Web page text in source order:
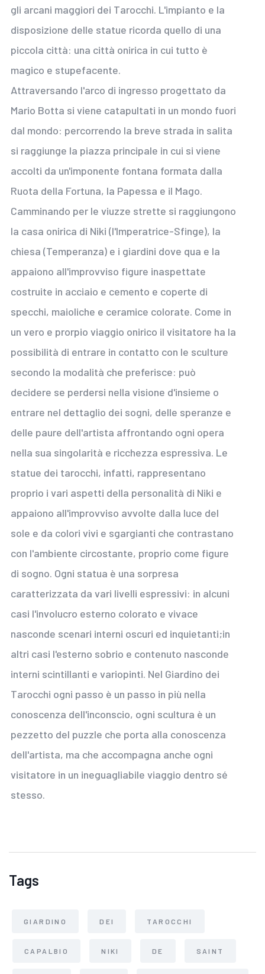
gli arcani maggiori dei Tarocchi. L'impianto e la
disposizione delle statue ricorda quello di una
piccola città: una città onirica in cui tutto è
magico e stupefacente.
Attraversando l'arco di ingresso progettato da
Mario Botta si viene catapultati in un mondo fuori
dal mondo: percorrendo la breve strada in salita
si raggiunge la piazza principale in cui si viene
accolti da un'imponente fontana formata dalla
Ruota della Fortuna, la Papessa e il Mago.
Camminando per le viuzze strette si raggiungono
la casa onirica di Niki (l'Imperatrice-Sfinge), la
chiesa (Temperanza) e i giardini dove qua e la
appaiono all'improvviso figure inaspettate
costruite in acciaio e cemento e coperte di
specchi, maioliche e ceramice colorate. Come in
un vero e prorpio viaggio onirico il visitatore ha la
possibilità di entrare in contatto con le sculture
secondo la modalità che preferisce: può
decidere se perdersi nella visione d'insieme o
entrare nel dettaglio dei sogni, delle speranze e
delle paure dell'artista affrontando ogni opera
nella sua singolarità e ricchezza espressiva. Le
statue dei tarocchi, infatti, rappresentano
proprio i vari aspetti della personalità di Niki e
appaiono all'improvviso avvolte dalla luce del
sole e da colori vivi e sgargianti che contrastano
con l'ambiente circostante, proprio come figure
di sogno. Ogni statua è una sorpresa
caratterizzata da vari livelli espressivi: in alcuni
casi l'involucro esterno colorato e vivace
nasconde scenari interni oscuri ed inquietanti;in
altri casi l'esterno sobrio e contenuto nasconde
interni scintillanti e variopinti. Nel Giardino dei
Tarocchi ogni passo è un passo in più nella
conoscenza dell'inconscio, ogni scultura è un
pezzetto del puzzle che porta alla conoscenza
dell'artista, ma che accompagna anche ogni
visitatore in un ineguagliabile viaggio dentro sé
stesso.
Tags
GIARDINO DEI TAROCCHI
CAPALBIO NIKI DE SAINT